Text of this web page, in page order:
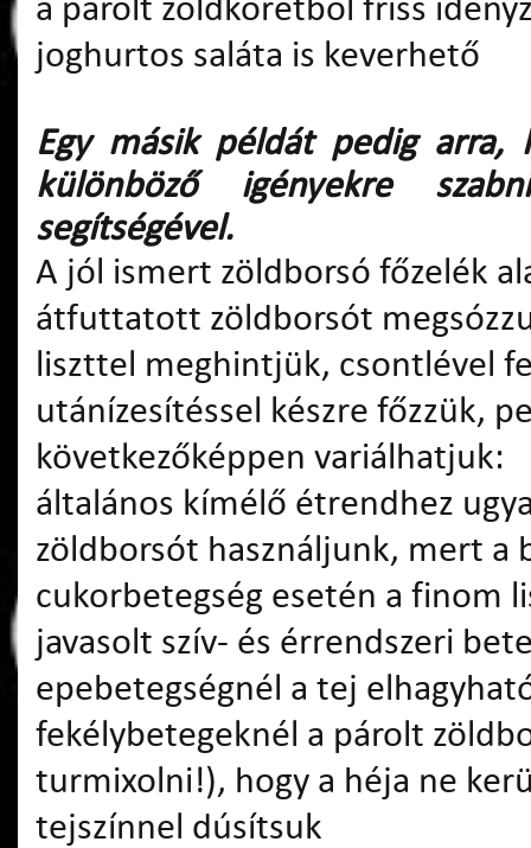
a párolt zöldköretből friss
joghurtos saláta is keverhető
Egy másik példát pedig
különböző igényekre
segítségével.
A jól ismert zöldborsó főzelék
átfuttatott zöldborsót
liszttel meghintjük, csontlével
utánízesítéssel készre főzzük,
következőképpen variálhatjuk:
általános kímélő étrendhez
zöldborsót használjunk, mert a
cukorbetegség esetén a finom
javasolt szív- és érrendszeri
epebetegségnél a tej
fekélybetegeknél a párolt
turmixolni!), hogy a héja ne
tejszínnel dúsítsuk